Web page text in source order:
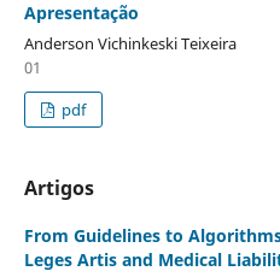
Apresentação
Anderson Vichinkeski Teixeira
01
pdf
Artigos
From Guidelines to
Leges Artis and Medical